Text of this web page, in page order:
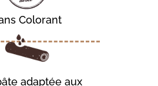
Colorant
adaptée aux